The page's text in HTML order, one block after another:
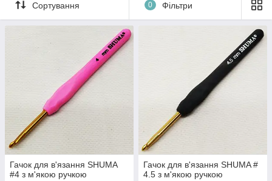
Сортування 0 Фільтри
Гачок для в'язання SHUMA
#4 з м'якою ручкою
Гачок для в'язання SHUMA #
4.5 з м'якою ручкою